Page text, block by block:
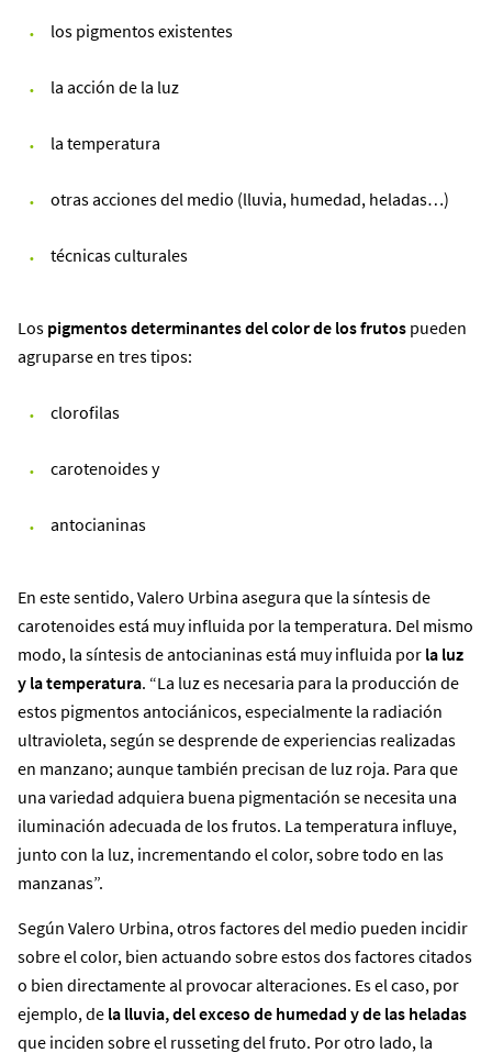
los pigmentos existentes
la acción de la luz
la temperatura
otras acciones del medio (lluvia, humedad, heladas…)
técnicas culturales
Los pigmentos determinantes del color de los frutos pueden
agruparse en tres tipos:
clorofilas
carotenoides y
antocianinas
En este sentido, Valero Urbina asegura que la síntesis de
carotenoides está muy influida por la temperatura. Del mismo
modo, la síntesis de antocianinas está muy influida por la luz
y la temperatura. “La luz es necesaria para la producción de
estos pigmentos antociánicos, especialmente la radiación
ultravioleta, según se desprende de experiencias realizadas
en manzano; aunque también precisan de luz roja. Para que
una variedad adquiera buena pigmentación se necesita una
iluminación adecuada de los frutos. La temperatura influye,
junto con la luz, incrementando el color, sobre todo en las
manzanas”.
Según Valero Urbina, otros factores del medio pueden incidir
sobre el color, bien actuando sobre estos dos factores citados
o bien directamente al provocar alteraciones. Es el caso, por
ejemplo, de la lluvia, del exceso de humedad y de las heladas
que inciden sobre el russeting del fruto. Por otro lado, la